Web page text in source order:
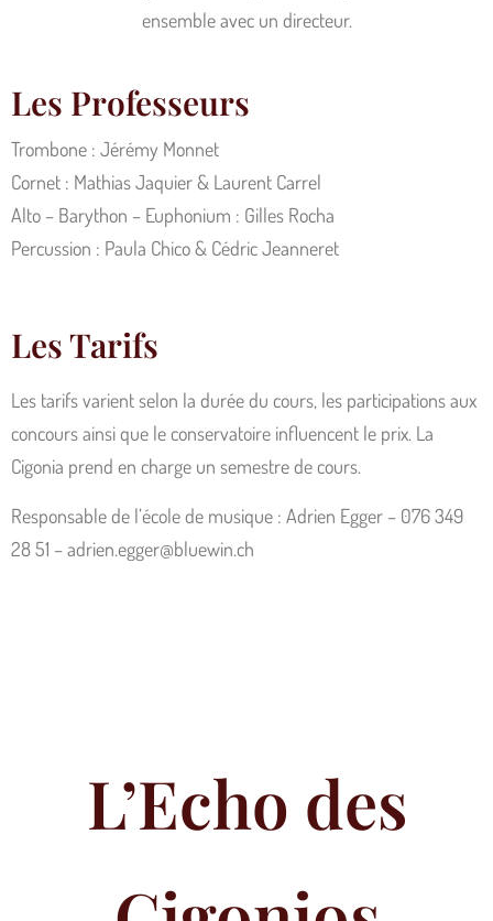
ensemble avec un directeur.
Les Professeurs
Trombone : Jérémy Monnet
Cornet : Mathias Jaquier & Laurent Carrel
Alto – Barython – Euphonium : Gilles Rocha
Percussion : Paula Chico & Cédric Jeanneret
Les Tarifs
Les tarifs varient selon la durée du cours, les participations aux
concours ainsi que le conservatoire influencent le prix. La
Cigonia prend en charge un semestre de cours.
Responsable de l’école de musique : Adrien Egger – 076 349
28 51 – adrien.egger@bluewin.ch
L’Echo des